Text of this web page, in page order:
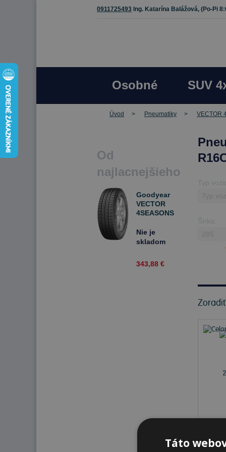
0911725493 Ing. Katarína Balážová, (Po-Pi
Osobné SUV
Úvod Pneumatiky VECTOR
Od
najlacnejšieho
Goodyear
VECTOR
4SEASONS
285/65 R16C
131 R
Nie je
skladom
343,88 €
Typ
Šírka:
Táto